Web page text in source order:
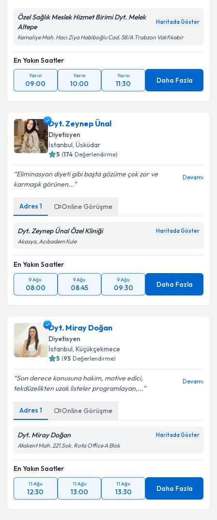
Özel Sağlık Meslek Hizmet Birimi Dyt. Melek
Altepe
Haritada Göster
Kemaliye Mah. Hacı Ziya Habiboğlu Cad. 58/A Trabzon Vakfıkebir
En Yakın Saatler
Yarın
09:00
Yarın
10:00
Yarın
11:30 Daha Fazla
Dyt. Zeynep Ünal
Diyetisyen
İstanbul, Üsküdar
5 (174 Değerlendirme)
Eliminasyon diyeti gibi başta gözüme çok zor ve
karmaşık görünen...
Devamı
Adres 1 Online Görüşme
Dyt. Zeynep Ünal Özel Kliniği Haritada Göster
Akasya, Acıbadem Kule
En Yakın Saatler
9 Ağu
08:00
9 Ağu
08:45
9 Ağu
09:30 Daha Fazla
Dyt. Miray Doğan
Diyetisyen
İstanbul, Küçükçekmece
5 (95 Değerlendirme)
Son derece konusuna hakim, motive edici,
tekdüzelikten uzak listeler programlayan,...
Devamı
Adres 1 Online Görüşme
Dyt. Miray Doğan Haritada Göster
Atakent Mah. 221.Sok. Rota Office A Blok
En Yakın Saatler
11 Ağu
12:30
11 Ağu
13:00
11 Ağu
13:30 Daha Fazla